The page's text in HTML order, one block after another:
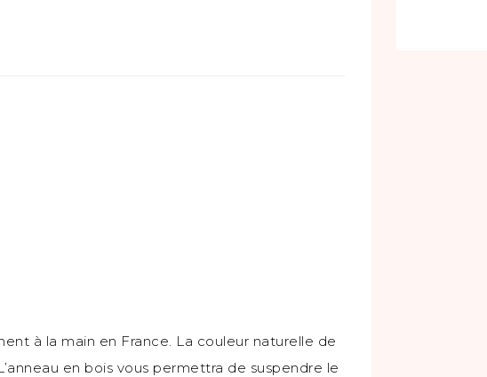
à la main en France. La couleur naturelle de
en bois vous permettra de suspendre le